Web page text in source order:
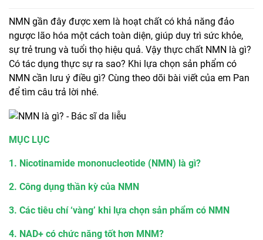
NMN gần đây được xem là hoạt chất có khả năng đảo
ngược lão hóa một cách toàn diện, giúp duy trì sức khỏe,
sự trẻ trung và tuổi thọ hiệu quả. Vậy thực chất NMN là gì?
Có tác dụng thực sự ra sao? Khi lựa chọn sản phẩm có
NMN cần lưu ý điều gì? Cùng theo dõi bài viết của em Pan
để tìm câu trả lời nhé.
MỤC LỤC
1. Nicotinamide mononucleotide (NMN) là gì?
2. Công dụng thần kỳ của NMN
3. Các tiêu chí ‘vàng’ khi lựa chọn sản phẩm có NMN
4. NAD+ có chức năng tốt hơn MNM?